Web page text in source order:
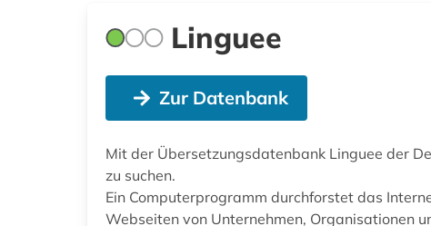
Linguee
Zur Datenbank
Mit der Übersetzungsdatenbank Linguee der
zu suchen.
Ein Computerprogramm durchforstet das
Webseiten von Unternehmen, Organisationen